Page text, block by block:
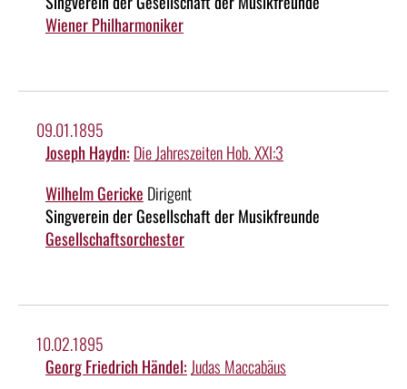
Wiener Philharmoniker
09.01.1895
Joseph Haydn: Die Jahreszeiten Hob. XXI:3
Wilhelm Gericke Dirigent
Singverein der Gesellschaft der Musikfreunde
Gesellschaftsorchester
10.02.1895
Georg Friedrich Händel: Judas Maccabäus